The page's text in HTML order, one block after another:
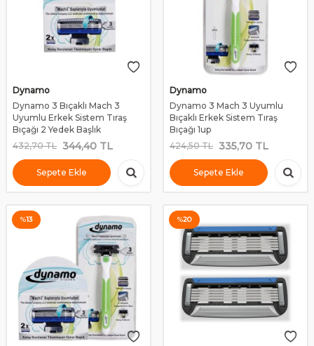
Dynamo
Dynamo 3 Bıçaklı Mach 3
Uyumlu Erkek Sistem Tıraş
Bıçağı 2 Yedek Başlık
432,70TL 344,40 TL
Sepete Ekle
Dynamo
Dynamo 3 Mach 3 Uyumlu
Bıçaklı Erkek Sistem Tıraş
Bıçağı 1up
424,50TL 335,70 TL
Sepete Ekle
%13 %20